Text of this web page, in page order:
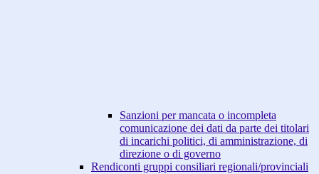
Sanzioni per mancata o incompleta
comunicazione dei dati da parte dei titolari
di incarichi politici, di amministrazione, di
direzione o di governo
Rendiconti gruppi consiliari regionali/provinciali